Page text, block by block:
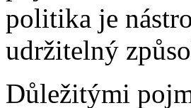
politika je
udržitelný
Důležitými